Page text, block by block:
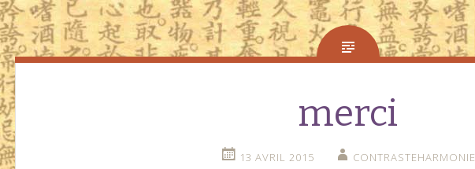
merci
13 AVRIL 2015 CONTRASTEHARMONIE